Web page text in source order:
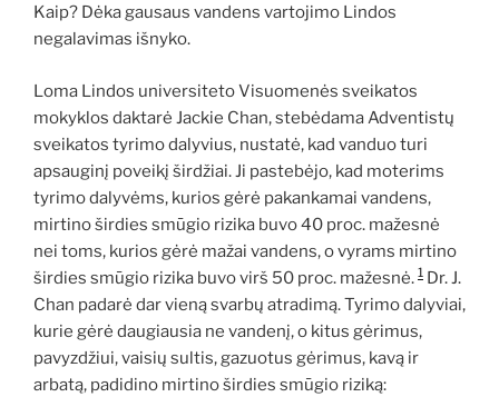
Kaip? Dėka gausaus vandens vartojimo Lindos
negalavimas išnyko.
Loma Lindos universiteto Visuomenės sveikatos
mokyklos daktarė Jackie Chan, stebėdama Adventistų
sveikatos tyrimo dalyvius, nustatė, kad vanduo turi
apsauginį poveikį širdžiai. Ji pastebėjo, kad moterims
tyrimo dalyvėms, kurios gėrė pakankamai vandens,
mirtino širdies smūgio rizika buvo 40 proc. mažesnė
nei toms, kurios gėrė mažai vandens, o vyrams mirtino
širdies smūgio rizika buvo virš 50 proc. mažesnė. 1 Dr. J.
Chan padarė dar vieną svarbų atradimą. Tyrimo dalyviai,
kurie gėrė daugiausia ne vandenį, o kitus gėrimus,
pavyzdžiui, vaisių sultis, gazuotus gėrimus, kavą ir
arbatą, padidino mirtino širdies smūgio riziką: